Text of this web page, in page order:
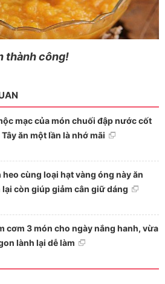
thành công!
mạc của món chuối đập nước cốt
ăn một lần là nhớ mãi
heo cùng loại hạt vàng óng này ăn
còn giúp giảm cân giữ dáng
cơm 3 món cho ngày nắng hanh, vừa
lành lại dễ làm